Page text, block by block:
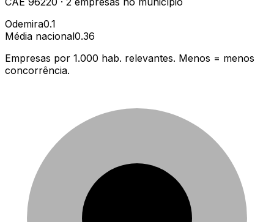
Odemira0.1
Média nacional0.36
Empresas por 1.000 hab. relevantes. Menos = menos
concorrência.